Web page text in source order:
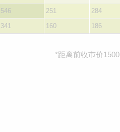
546 251 284
341 160 186
*距离前收巿价